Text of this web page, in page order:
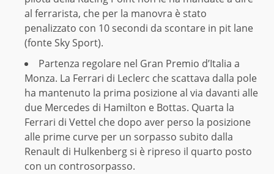
al ferrarista, che per la manovra è stato
penalizzato con 10 secondi da scontare in pit lane
(fonte Sky Sport).
Partenza regolare nel Gran Premio d’Italia a
Monza. La Ferrari di Leclerc che scattava dalla pole
ha mantenuto la prima posizione al via davanti alle
due Mercedes di Hamilton e Bottas. Quarta la
Ferrari di Vettel che dopo aver perso la posizione
alle prime curve per un sorpasso subito dalla
Renault di Hulkenberg si è ripreso il quarto posto
con un controsorpasso.